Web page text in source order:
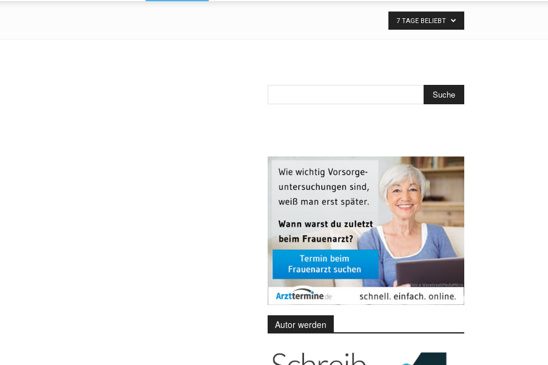
7 TAGE BELIEBT
Autor werden